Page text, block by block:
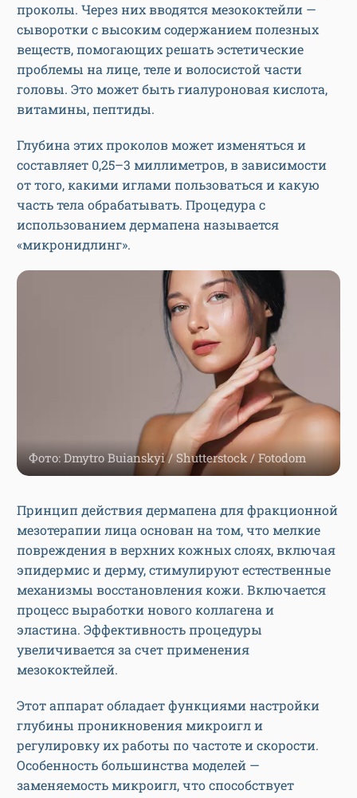
проколы. Через них вводятся мезококтейли —
сыворотки с высоким содержанием полезных
веществ, помогающих решать эстетические
проблемы на лице, теле и волосистой части
головы. Это может быть гиалуроновая кислота,
витамины, пептиды.
Глубина этих проколов может изменяться и
составляет 0,25–3 миллиметров, в зависимости
от того, какими иглами пользоваться и какую
часть тела обрабатывать. Процедура с
использованием дермапена называется
«микронидлинг».
Фото: Dmytro Buianskyi / Shutterstock / Fotodom
Принцип действия дермапена для фракционной
мезотерапии лица основан на том, что мелкие
повреждения в верхних кожных слоях, включая
эпидермис и дерму, стимулируют естественные
механизмы восстановления кожи. Включается
процесс выработки нового коллагена и
эластина. Эффективность процедуры
увеличивается за счет применения
мезококтейлей.
Этот аппарат обладает функциями настройки
глубины проникновения микроигл и
регулировку их работы по частоте и скорости.
Особенность большинства моделей —
заменяемость микроигл, что способствует